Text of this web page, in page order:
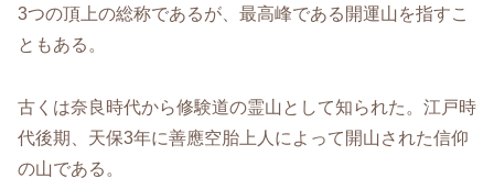
3つの頂上の総称であるが、最高峰である開運山を指すこ
ともある。
古くは奈良時代から修験道の霊山として知られた。江戸時
代後期、天保3年に善應空胎上人によって開山された信仰
の山である。